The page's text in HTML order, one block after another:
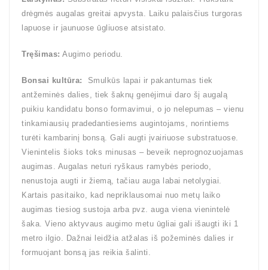
drėgmės augalas greitai apvysta. Laiku palaisčius turgoras
lapuose ir jaunuose ūgliuose atsistato.
Tręšimas: Augimo periodu.
Bonsai kultūra: Smulkūs lapai ir pakantumas tiek
antžeminės dalies, tiek šaknų genėjimui daro šį augalą
puikiu kandidatu bonso formavimui, o jo nelepumas – vienu
tinkamiausių pradedantiesiems augintojams, norintiems
turėti kambarinį bonsą. Gali augti įvairiuose substratuose.
Vienintelis šioks toks minusas – beveik neprognozuojamas
augimas. Augalas neturi ryškaus ramybės periodo,
nenustoja augti ir žiemą, tačiau auga labai netolygiai.
Kartais pasitaiko, kad nepriklausomai nuo metų laiko
augimas tiesiog sustoja arba pvz. auga viena vienintelė
šaka. Vieno aktyvaus augimo metu ūgliai gali išaugti iki 1
metro ilgio. Dažnai leidžia atžalas iš požeminės dalies ir
formuojant bonsą jas reikia šalinti.